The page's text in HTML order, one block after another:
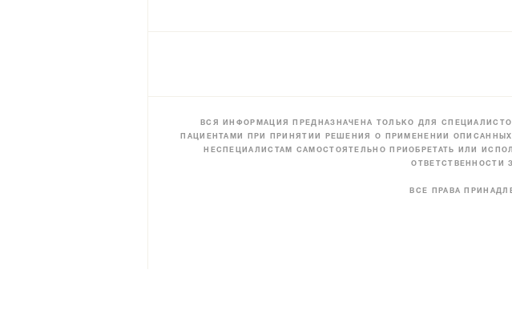
ВСЯ ИНФОРМАЦИЯ ПРЕДНАЗНАЧЕНА ТОЛЬКО ДЛЯ
ПАЦИЕНТАМИ ПРИ ПРИНЯТИИ РЕШЕНИЯ О ПРИМЕНЕНИИ
НЕСПЕЦИАЛИСТАМ САМОСТОЯТЕЛЬНО ПРИОБРЕТАТЬ ИЛИ
ОТВЕТСТВЕННОСТИ
ВСЕ ПРАВА